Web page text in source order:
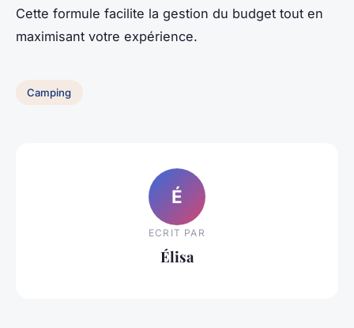
Cette formule facilite la gestion du budget tout en
maximisant votre expérience.
Camping
É
ECRIT PAR
Élisa